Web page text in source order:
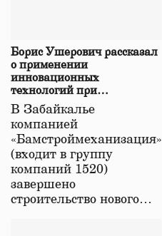
Борис Ушерович рассказал
о применении
инновационных
технологий при
строительстве нового моста
в Забайкалье
В Забайкалье
компанией
«Бамстроймеханизация»
(входит в группу
компаний 1520)
завершено
строительство нового…